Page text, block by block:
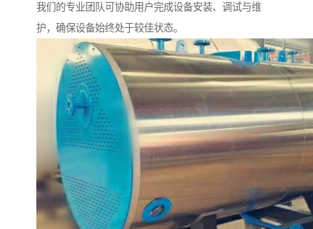
我们的专业团队可协助用户完成设备安装、调试与维
护，确保设备始终处于较佳状态。